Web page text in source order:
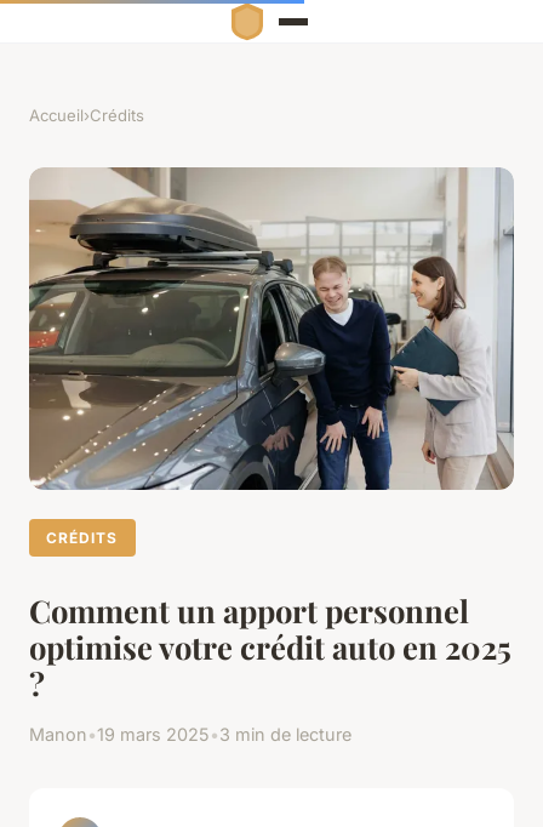
Accueil›Crédits
CRÉDITS
Comment un apport personnel
optimise votre crédit auto en 2025
?
Manon•19 mars 2025•3 min de lecture